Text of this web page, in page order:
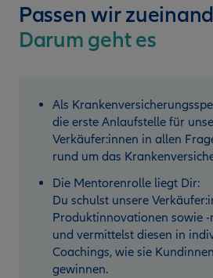
Passen wir
Darum geht es
Als
die erste Anlaufstelle für
Verkäufer:innen in allen
rund um das
Die Mentorenrolle liegt Dir:
Du schulst unsere
Produktinnova­tionen sowie
und vermittelst diesen in
Coachings, wie sie
gewinnen.